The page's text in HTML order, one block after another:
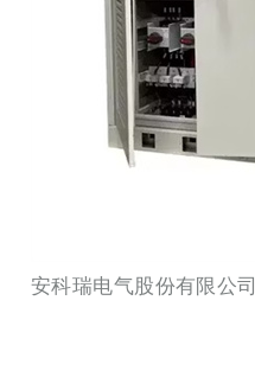
安科瑞电气股份有限公司